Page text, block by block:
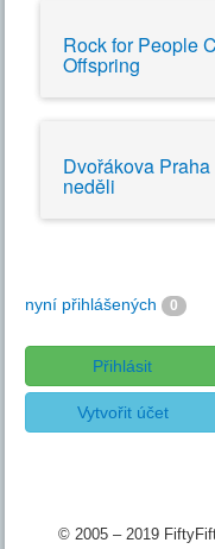
Rock for People
Offspring
Dvořákova
neděli
nyní přihlášených 0
Přihlásit
Vytvořit účet
© 2005 – 2019